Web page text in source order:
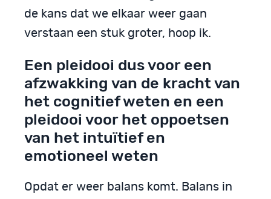
de kans dat we elkaar weer gaan
verstaan een stuk groter, hoop ik.
Een pleidooi dus voor een
afzwakking van de kracht van
het cognitief weten en een
pleidooi voor het oppoetsen
van het intuïtief en
emotioneel weten
Opdat er weer balans komt. Balans in